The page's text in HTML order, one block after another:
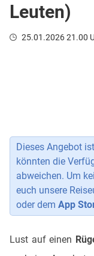
Leuten)
25.01.2026 21.00
Dieses Angebot
könnten die
abweichen. Um
euch unsere
oder dem App
Lust auf einen